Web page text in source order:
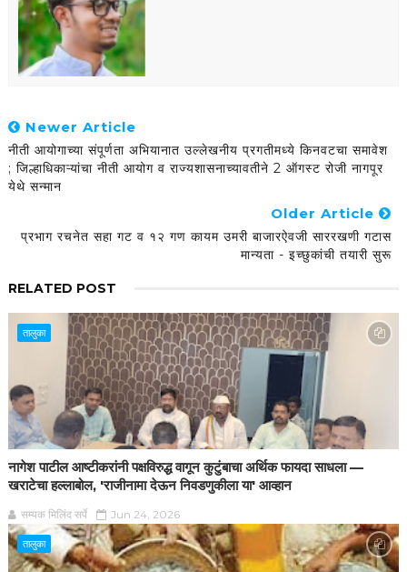
Newer Article
नीती आयोगाच्या संपूर्णता अभियानात उल्लेखनीय प्रगतीमध्ये किनवटचा समावेश
; जिल्हाधिकाऱ्यांचा नीती आयोग व राज्यशासनाच्यावतीने 2 ऑगस्ट रोजी नागपूर
येथे सन्मान
Older Article
प्रभाग रचनेत सहा गट व १२ गण कायम उमरी बाजारऐवजी साररखणी गटास
मान्यता - इच्छुकांची तयारी सुरू
RELATED POST
तालुका
नागेश पाटील आष्टीकरांनी पक्षविरुद्ध वागून कुटुंबाचा अर्थिक फायदा साधला —
खराटेचा हल्लाबोल, 'राजीनामा देऊन निवडणुकीला या' आव्हान
सम्यक मिलिंद सर्पे Jun 24, 2026
तालुका